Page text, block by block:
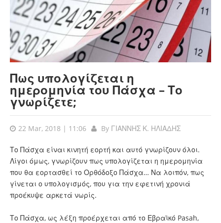
Πως υπολογίζεται η
ημερομηνία του Πάσχα – Το
γνωρίζετε;
22 Mar, 2018 | 11:06 By ΓΙΑΝΝΗΣ Κ. ΗΛΙΑΔΗΣ
Το Πάσχα είναι κινητή εορτή και αυτό γνωρίζουν όλοι.
Λίγοι όμως, γνωρίζουν πως υπολογίζεται η ημερομηνία
που θα εορτασθεί το Ορθόδοξο Πάσχα… Να λοιπόν, πως
γίνεται ο υπολογισμός, που για την εφετινή χρονιά
προέκυψε αρκετά νωρίς.
Το Πάσχα, ως λέξη προέρχεται από το Εβραϊκό Pasah,